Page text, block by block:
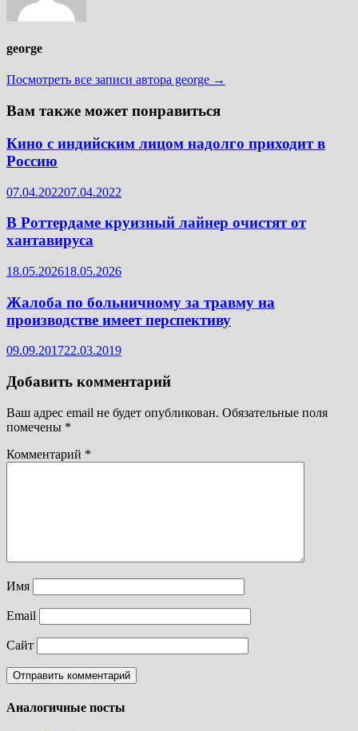
george
Посмотреть все записи автора george →
Вам также может понравиться
Кино с индийским лицом надолго приходит в
Россию
07.04.202207.04.2022
В Роттердаме круизный лайнер очистят от
хантавируса
18.05.202618.05.2026
Жалоба по больничному за травму на
производстве имеет перспективу
09.09.201722.03.2019
Добавить комментарий
Ваш адрес email не будет опубликован. Обязательные поля
помечены *
Комментарий *
Имя
Email
Сайт
Аналогичные посты